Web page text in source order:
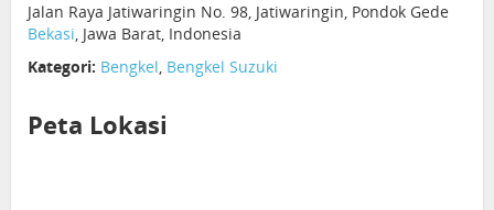
Jalan Raya Jatiwaringin No. 98, Jatiwaringin, Pondok Gede
Bekasi, Jawa Barat, Indonesia
Kategori: Bengkel, Bengkel Suzuki
Peta Lokasi